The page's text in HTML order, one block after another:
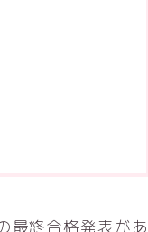
最終合格発表があ